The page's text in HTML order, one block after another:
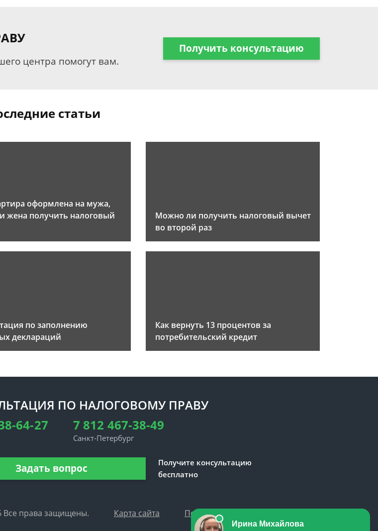
центра помогут вам.
Получить консультацию
статьи
оформлена на мужа,
жена получить налоговый
Можно ли получить налоговый вычет
во второй раз
по заполнению
деклараций
Как вернуть 13 процентов за
потребительский кредит
ПО НАЛОГОВОМУ ПРАВУ
64-27
7 812 467-38-49
Санкт-Петербург
Задать вопрос
Получите консультацию
бесплатно
Все права защищены. Карта сайта Политика персональных данных